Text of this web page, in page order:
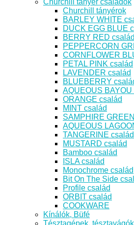
Churchill tányérok
BARLEY WHITE
DUCK EGG BLUE
BERRY RED család
PEPPERCORN
CORNFLOWER
PETAL PINK család
LAVENDER család
BLUEBERRY
AQUEOUS BAYOU
ORANGE család
MINT család
SAMPHIRE
AQUEOUS
TANGERINE család
MUSTARD család
Bamboo család
ISLA család
Monochrome család
Bit On The Side
Profile család
ORBIT család
COOKWARE
Kínálók, Büfé
Tésztagépek,